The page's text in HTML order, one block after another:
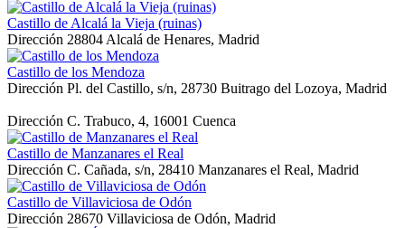
Castillo de Alcalá la Vieja (ruinas)
Dirección 28804 Alcalá de Henares, Madrid
Castillo de los Mendoza
Dirección Pl. del Castillo, s/n, 28730 Buitrago del Lozoya, Madrid
Dirección C. Trabuco, 4, 16001 Cuenca
Castillo de Manzanares el Real
Dirección C. Cañada, s/n, 28410 Manzanares el Real, Madrid
Castillo de Villaviciosa de Odón
Dirección 28670 Villaviciosa de Odón, Madrid